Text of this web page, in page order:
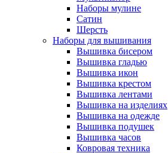
Наборы мулине
Сатин
Шерсть
Наборы для вышивания
Вышивка бисером
Вышивка гладью
Вышивка икон
Вышивка крестом
Вышивка лентами
Вышивка на изделиях
Вышивка на одежде
Вышивка подушек
Вышивка часов
Ковровая техника